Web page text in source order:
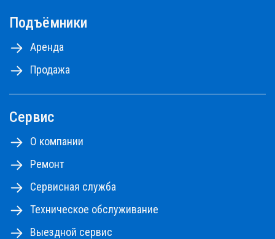
Самоходные ножничные подъемники с высотой
подъемники - до 48м.
ПРАЙС-ЛИСТ НА РЕМОНТНЫЕ РАБОТЫ
Подъёмники
Аренда
Продажа
Сервис
О компании
Ремонт
Сервисная служба
Техническое обслуживание
Выездной сервис